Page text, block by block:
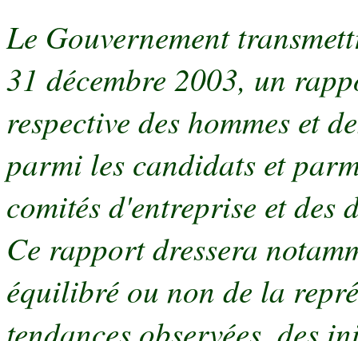
Le Gouvernement
31 décembre 2003, un
respective des hommes et
parmi les candidats et
comités d'entreprise et des
Ce rapport dressera
équilibré ou non de la